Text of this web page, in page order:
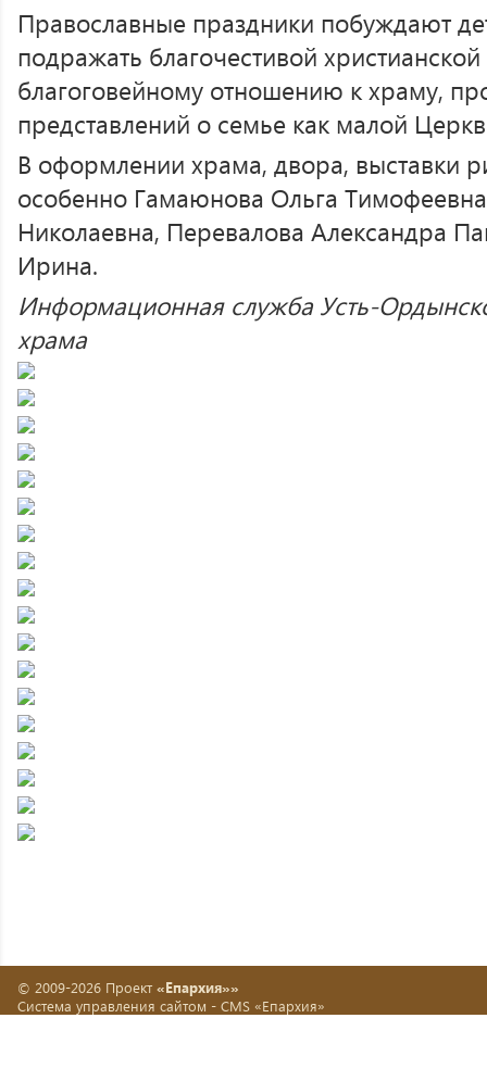
Православные праздники побуждают
подражать благочестивой
благоговейному отношению к храму,
представлений о семье как малой
В оформлении храма, двора, выставки
особенно Гамаюнова Ольга
Николаевна, Перевалова Александра
Ирина.
Информационная служба Усть-
храма
© 2009-2026 Проект «Епархия»»
Система управления сайтом - CMS «Епархия»